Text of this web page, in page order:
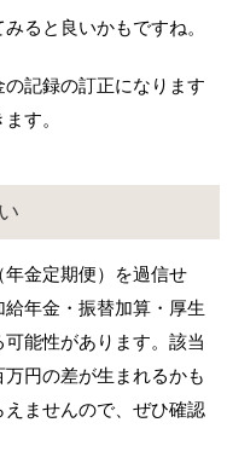
ると良いかもですね。
記録の訂正になります
す。
年金定期便）を過信せ
年金・振替加算・厚生
能性があります。該当
円の差が生まれるかも
ませんので、ぜひ確認